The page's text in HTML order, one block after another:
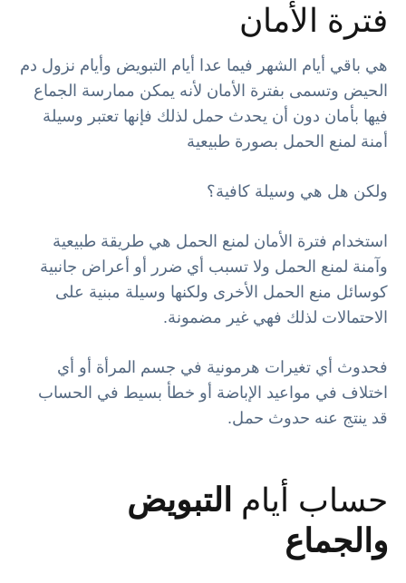
فترة الأمان
هي باقي أيام الشهر فيما عدا أيام التبويض وأيام نزول دم
الحيض وتسمى بفترة الأمان لأنه يمكن ممارسة الجماع
فيها بأمان دون أن يحدث حمل لذلك فإنها تعتبر وسيلة
أمنة لمنع الحمل بصورة طبيعية
ولكن هل هي وسيلة كافية؟
استخدام فترة الأمان لمنع الحمل هي طريقة طبيعية
وآمنة لمنع الحمل ولا تسبب أي ضرر أو أعراض جانبية
كوسائل منع الحمل الأخرى ولكنها وسيلة مبنية على
الاحتمالات لذلك فهي غير مضمونة.
فحدوث أي تغيرات هرمونية في جسم المرأة أو أي
اختلاف في مواعيد الإباضة أو خطأ بسيط في الحساب
قد ينتج عنه حدوث حمل.
حساب أيام التبويض
والجماع